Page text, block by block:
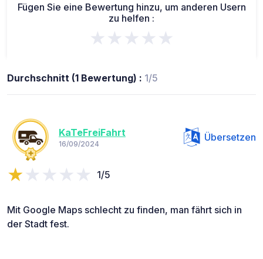
Fügen Sie eine Bewertung hinzu, um anderen Usern
zu helfen :
★★★★★
Durchschnitt (1 Bewertung) : 1/5
KaTeFreiFahrt
16/09/2024
Übersetzen
1/5
Mit Google Maps schlecht zu finden, man fährt sich in
der Stadt fest.